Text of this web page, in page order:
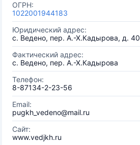
ОГРН:
1022001944183
Юридический адрес:
с. Ведено, пер. А.-Х.Кадырова, д. 40
Фактический адрес:
с. Ведено, пер. А.-Х.Кадырова
Телефон:
8-87134-2-23-56
Email:
pugkh_vedeno@mail.ru
Сайт:
www.vedjkh.ru